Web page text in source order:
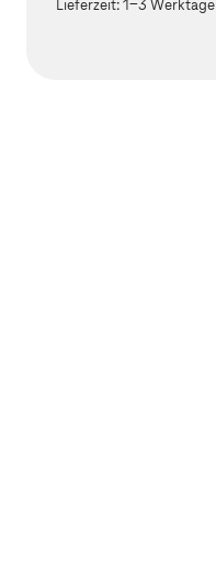
Lieferzeit:1-3 Werktage